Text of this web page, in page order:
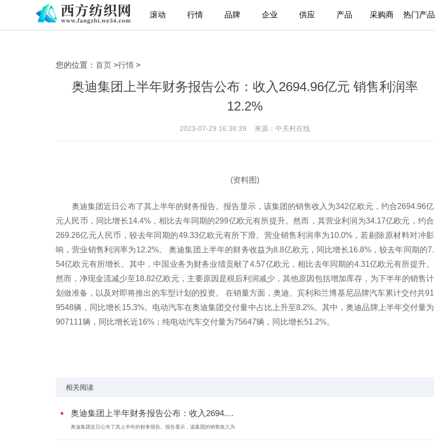
滚动 行情 品牌 企业 供应 产品 采购商 热门产品
您的位置： 首页 >行情 >
奥迪集团上半年财务报告公布：收入2694.96亿元 销售利润率
12.2%
2023-07-29 16:38:39 来源：中关村在线
(资料图)
奥迪集团近日公布了其上半年的财务报告。报告显示，该集团的销售收入为342亿欧元，约合2694.96亿
元人民币，同比增长14.4%，相比去年同期的299亿欧元有所提升。然而，其营业利润为34.17亿欧元，约合
269.26亿元人民币，较去年同期的49.33亿欧元有所下滑。营业销售利润率为10.0%，若剔除原材料对冲影
响，营业销售利润率为12.2%。 奥迪集团上半年的财务收益为8.8亿欧元，同比增长16.8%，较去年同期的7.
54亿欧元有所增长。其中，中国业务为财务业绩贡献了4.57亿欧元，相比去年同期的4.31亿欧元有所提升。
然而，净现金流减少至18.82亿欧元，主要原因是税后利润减少，其他原因包括增加库存，为下半年的销售计
划做准备，以及对即将推出的车型计划的投资。 在销量方面，奥迪、宾利和兰博基尼品牌汽车累计交付共91
9548辆，同比增长15.3%。电动汽车在奥迪集团交付量中占比上升至8.2%。其中，奥迪品牌上半年交付量为
907111辆，同比增长近16%；纯电动汽车交付量为75647辆，同比增长51.2%。
相关阅读
奥迪集团上半年财务报告公布：收入2694....
奥迪集团近日公布了其上半年的财务报告。报告显示，该集团的销售收入为